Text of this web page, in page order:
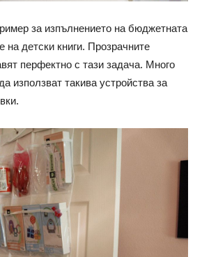
за изпълнението на бюджетната
на детски книги. Прозрачните
перфектно с тази задача. Много
използват такива устройства за